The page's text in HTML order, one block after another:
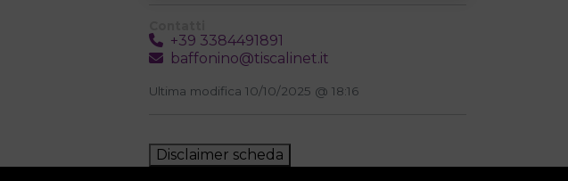
+39 3384491891
baffonino@tiscalinet.it
Ultima modifica 10/10/2025 @ 18:16
Disclaimer scheda